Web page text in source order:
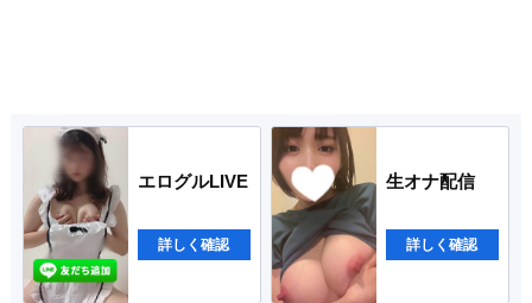
エログルLIVE
詳しく確認
生オナ配信
詳しく確認